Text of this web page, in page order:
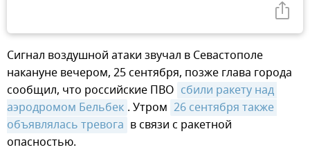
Сигнал воздушной атаки звучал в Севастополе
накануне вечером, 25 сентября, позже глава города
сообщил, что российские ПВО сбили ракету над
аэродромом Бельбек . Утром 26 сентября также
объявлялась тревога в связи с ракетной
опасностью.